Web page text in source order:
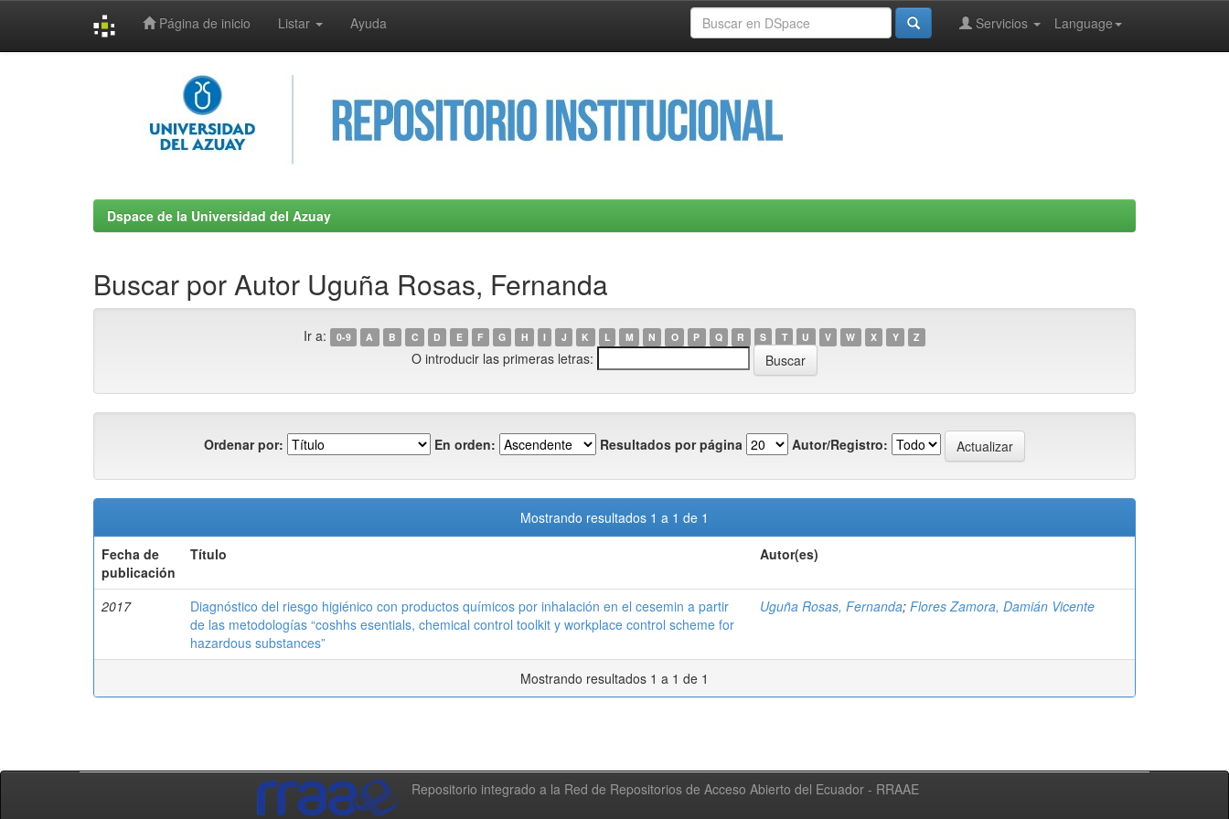
Página de inicio Listar Ayuda Language
Servicios
Dspace de la Universidad del Azuay
Buscar por Autor Uguña Rosas, Fernanda
Ir a: 0-9 A B C D E F G H I J K L M N O P Q R S T U V W X Y Z
O introducir las primeras letras:
Ordenar por: En orden: Resultados por página Autor/Registro:
Mostrando resultados 1 a 1 de 1
Fecha de
publicación
Título Autor(es)
2017
Diagnóstico del riesgo higiénico con productos químicos por inhalación en el cesemin a partir
de las metodologías “coshhs esentials, chemical control toolkit y workplace control scheme for
hazardous substances”
Uguña Rosas, Fernanda; Flores Zamora, Damián Vicente
Mostrando resultados 1 a 1 de 1
Repositorio integrado a la Red de Repositorios de Acceso Abierto del Ecuador - RRAAE